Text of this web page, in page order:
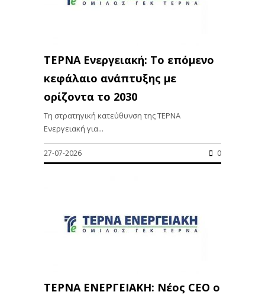
ΤΕΡΝΑ Ενεργειακή: Το επόμενο
κεφάλαιο ανάπτυξης με
ορίζοντα το 2030
Τη στρατηγική κατεύθυνση της ΤΕΡΝΑ
Ενεργειακή για...
27-07-2026 0
ΤΕΡΝΑ ΕΝΕΡΓΕΙΑΚΗ: Νέος CEO ο